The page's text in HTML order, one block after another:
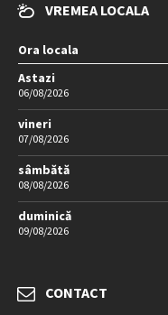
VREMEA LOCALA
Ora locala
Astazi
06/08/2026
vineri
07/08/2026
sâmbătă
08/08/2026
duminică
09/08/2026
CONTACT